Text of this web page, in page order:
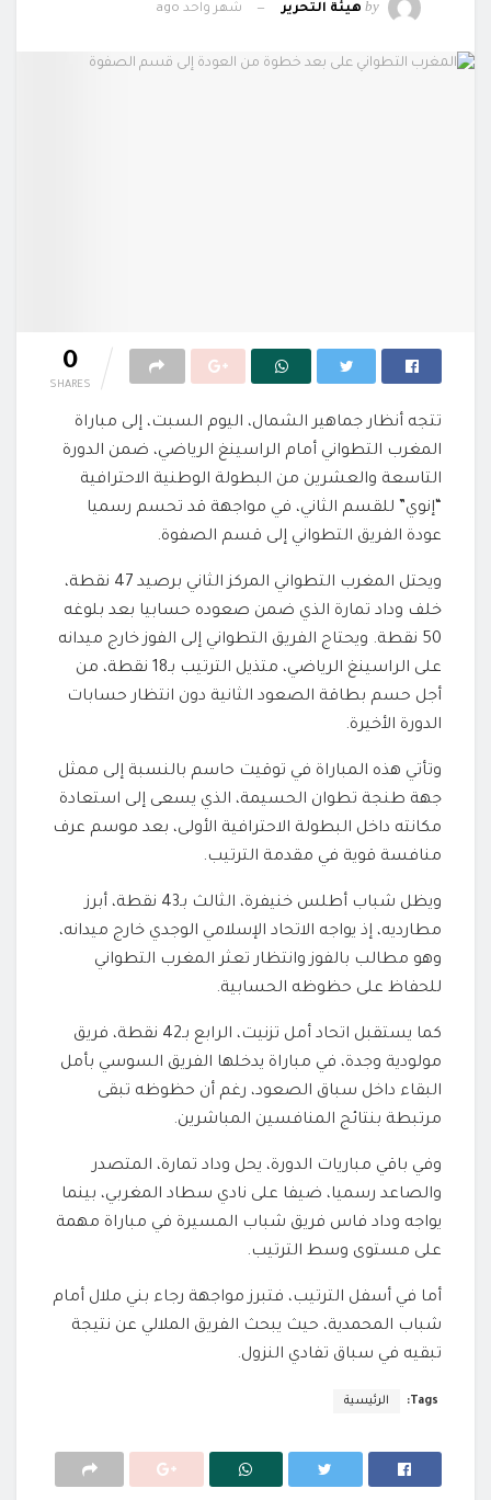
by هيئة التحرير شهر واحد ago
0
SHARES
تتجه أنظار جماهير الشمال، اليوم السبت، إلى مباراة
المغرب التطواني أمام الراسينغ الرياضي، ضمن الدورة
التاسعة والعشرين من البطولة الوطنية الاحترافية
“إنوي” للقسم الثاني، في مواجهة قد تحسم رسميا
عودة الفريق التطواني إلى قسم الصفوة.
ويحتل المغرب التطواني المركز الثاني برصيد 47 نقطة،
خلف وداد تمارة الذي ضمن صعوده حسابيا بعد بلوغه
50 نقطة. ويحتاج الفريق التطواني إلى الفوز خارج ميدانه
على الراسينغ الرياضي، متذيل الترتيب بـ18 نقطة، من
أجل حسم بطاقة الصعود الثانية دون انتظار حسابات
الدورة الأخيرة.
وتأتي هذه المباراة في توقيت حاسم بالنسبة إلى ممثل
جهة طنجة تطوان الحسيمة، الذي يسعى إلى استعادة
مكانته داخل البطولة الاحترافية الأولى، بعد موسم عرف
منافسة قوية في مقدمة الترتيب.
ويظل شباب أطلس خنيفرة، الثالث بـ43 نقطة، أبرز
مطارديه، إذ يواجه الاتحاد الإسلامي الوجدي خارج ميدانه،
وهو مطالب بالفوز وانتظار تعثر المغرب التطواني
للحفاظ على حظوظه الحسابية.
كما يستقبل اتحاد أمل تزنيت، الرابع بـ42 نقطة، فريق
مولودية وجدة، في مباراة يدخلها الفريق السوسي بأمل
البقاء داخل سباق الصعود، رغم أن حظوظه تبقى
مرتبطة بنتائج المنافسين المباشرين.
وفي باقي مباريات الدورة، يحل وداد تمارة، المتصدر
والصاعد رسميا، ضيفا على نادي سطاد المغربي، بينما
يواجه وداد فاس فريق شباب المسيرة في مباراة مهمة
على مستوى وسط الترتيب.
أما في أسفل الترتيب، فتبرز مواجهة رجاء بني ملال أمام
شباب المحمدية، حيث يبحث الفريق الملالي عن نتيجة
تبقيه في سباق تفادي النزول.
Tags: الرئيسية